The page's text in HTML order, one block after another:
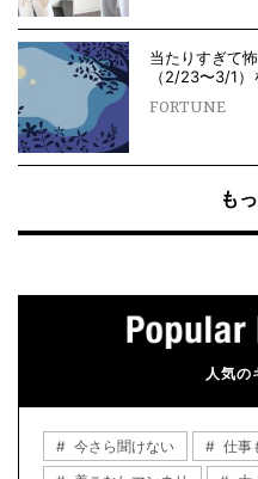
当たりすぎて
（2/23〜3/1
FORTUNE
も
人気の
今さら聞けない 仕事